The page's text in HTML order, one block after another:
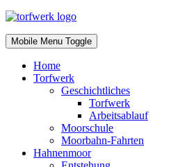
Mobile Menu Toggle
Home
Torfwerk
Geschichtliches
Torfwerk
Arbeitsablauf
Moorschule
Moorbahn-Fahrten
Hahnenmoor